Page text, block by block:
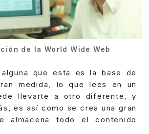
de la World Wide Web
que esta es la base de
medida, lo que lees en un
llevarte a otro diferente, y
es así como se crea una gran
almacena todo el contenido